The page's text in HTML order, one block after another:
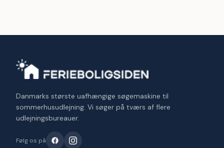
Danmarks største uafhængige søgemaskine til
sommerhusudlejning. Vi søger på tværs af flere
udlejningsbureauer.
Følg os på